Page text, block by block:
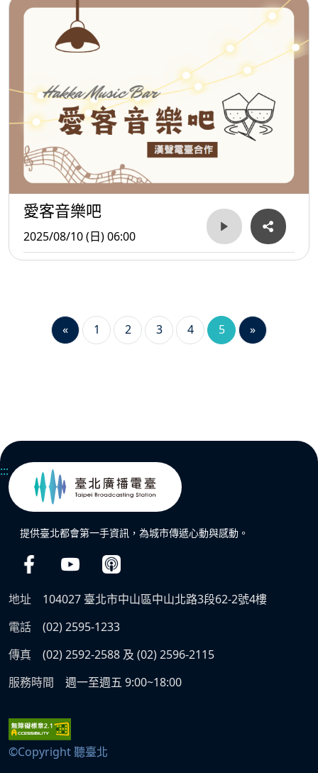
愛客音樂吧
2025/08/10 (日) 06:00
« 1 2 3 4 5 »
:::
提供臺北都會第一手資訊，為城市傳遞心動與感動。
地址
104027 臺北市中山區中山北路3段62-2號4樓
電話
(02) 2595-1233
傳真
(02) 2592-2588 及 (02) 2596-2115
服務時間
週一至週五 9:00~18:00
©Copyright 聽臺北